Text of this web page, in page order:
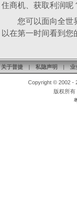
住商机、获取利润呢
您可以面向全世
以在第一时间看到
关于普捷|私隐声明|业
Copyright © 2002 -
版权所